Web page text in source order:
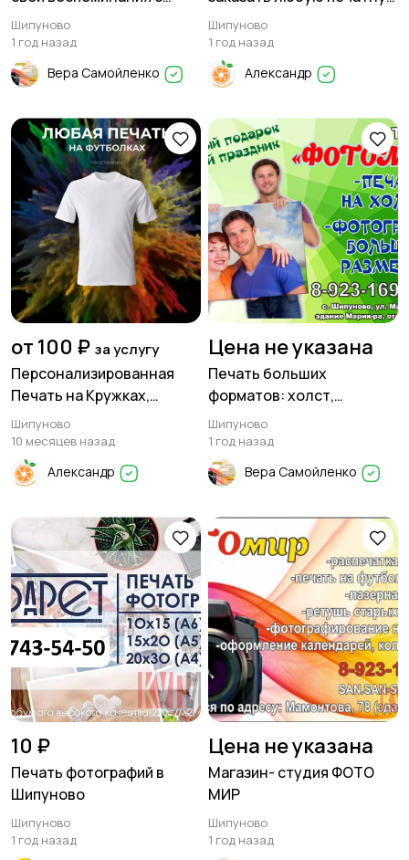
нами!
Шипуново
1 год назад
Вера Самойленко
продукцию
Шипуново
1 год назад
Александр
от 100 ₽ за услугу
Персонализированная
Печать на Кружках,
Футболках, Подушках и
Многом Другом! 🎁
Создайте Уникальный
Подарок!
Шипуново
10 месяцев назад
Александр
Цена не указана
Печать больших
форматов: холст,
фотографии и плакаты,
плоттерная резка
Шипуново
1 год назад
Вера Самойленко
10 ₽
Печать фотографий в
Шипуново
Шипуново
1 год назад
Цена не указана
Магазин- студия ФОТО
МИР
Шипуново
1 год назад